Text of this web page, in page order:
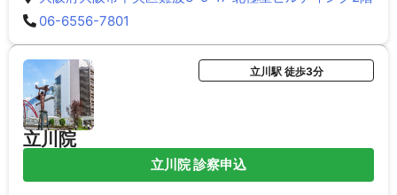
06-6556-7801
立川院
立川駅 徒歩3分
立川院 診察申込